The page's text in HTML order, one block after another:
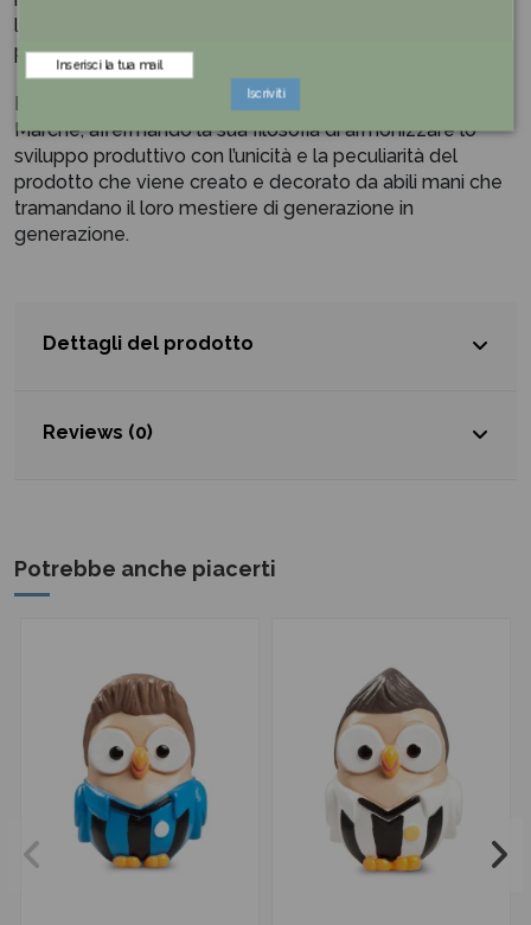
letteratura... non c’è forma che un GOOFI non possa
prendere, non c’è mito che il GOOFI non possa incarnare.
Egan nasce a Pollenza, nel laborioso cuore delle
Marche, affermando la sua filosofia di armonizzare lo
sviluppo produttivo con l’unicità e la peculiarità del
prodotto che viene creato e decorato da abili mani che
tramandano il loro mestiere di generazione in
generazione.
Dettagli del prodotto
Reviews (0)
Potrebbe anche piacerti
Iscriviti